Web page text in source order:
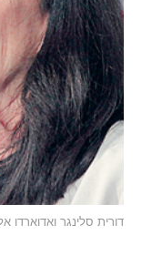
דורית סלינגר ואדוארדו